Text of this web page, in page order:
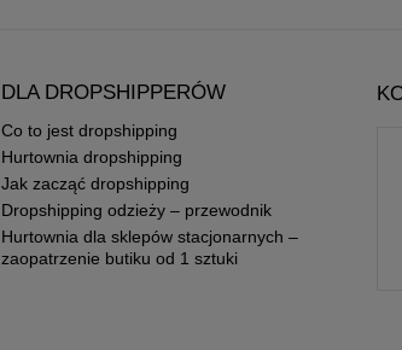
DLA DROPSHIPPERÓW
Co to jest dropshipping
Hurtownia dropshipping
Jak zacząć dropshipping
Dropshipping odzieży – przewodnik
Hurtownia dla sklepów stacjonarnych –
zaopatrzenie butiku od 1 sztuki